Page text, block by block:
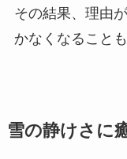
その結果、理由
かなくなること
雪の静けさに